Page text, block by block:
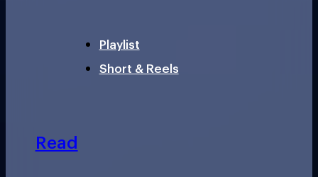
Playlist
Short & Reels
Read